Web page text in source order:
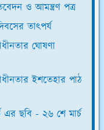
ও আমন্ত্রণ পত্র
তাৎপর্য
ঘোষণা
ইশতেহার পাঠ
এর ছবি - ২৬ শে মার্চ